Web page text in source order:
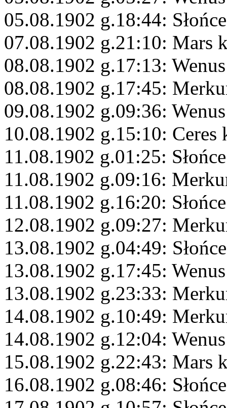
05.08.1902 g.18:44:
07.08.1902 g.21:10: Mars
08.08.1902 g.17:13:
08.08.1902 g.17:45:
09.08.1902 g.09:36:
10.08.1902 g.15:10:
11.08.1902 g.01:25:
11.08.1902 g.09:16:
11.08.1902 g.16:20:
12.08.1902 g.09:27:
13.08.1902 g.04:49:
13.08.1902 g.17:45:
13.08.1902 g.23:33:
14.08.1902 g.10:49:
14.08.1902 g.12:04:
15.08.1902 g.22:43: Mars
16.08.1902 g.08:46: